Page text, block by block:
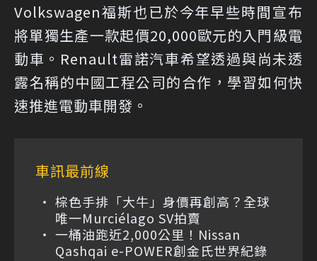
Volkswagen福斯也已於今年早些時間宣布
將單獨生產一款起價20,000歐元的入門級電
動車。Renault雷諾汽車希望透過與尚未透
露名稱的中國工程公司的合作，學習如何快
速推進電動車開發。
車訊最前線
棕色手排「大牛」身價再創高？全球
唯一Murciélago SV拍賣
一桶油跑近2,000公里！Nissan
Qashqai e-POWER創金氏世界紀錄